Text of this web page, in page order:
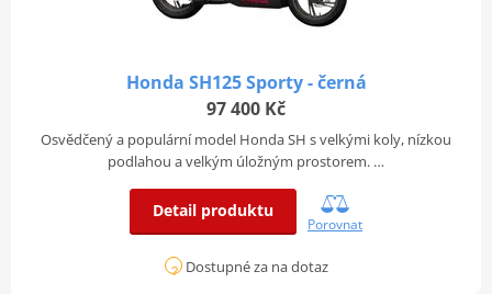
Honda SH125 Sporty - černá
97 400 Kč
Osvědčený a populární model Honda SH s velkými koly, nízkou
podlahou a velkým úložným prostorem. …
Detail produktu
Porovnat
Dostupné za na dotaz